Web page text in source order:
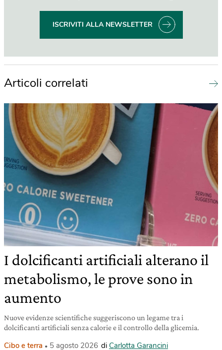
ISCRIVITI ALLA NEWSLETTER
Articoli correlati
I dolcificanti artificiali alterano il
metabolismo, le prove sono in
aumento
Nuove evidenze scientifiche suggeriscono un legame tra i
dolcificanti artificiali senza calorie e il controllo della glicemia.
Cibo e terra 5 agosto 2026 di Carlotta Garancini